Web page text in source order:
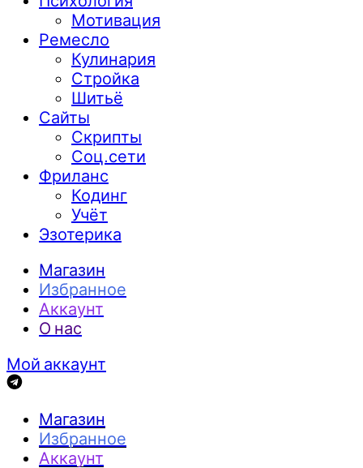
Мотивация
Ремесло
Кулинария
Стройка
Шитьё
Сайты
Скрипты
Соц.сети
Фриланс
Кодинг
Учёт
Эзотерика
Магазин
Избранное
Аккаунт
О нас
Мой аккаунт
Магазин
Избранное
Аккаунт